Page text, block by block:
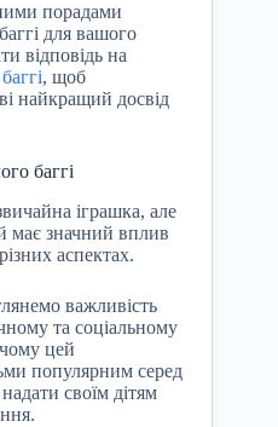
порадами
для вашого
відповідь на
, щоб
найкращий досвід
баггі
іграшка, але
має значний вплив
аспектах.
важливість
та соціальному
чому цей
популярним серед
своїм дітям